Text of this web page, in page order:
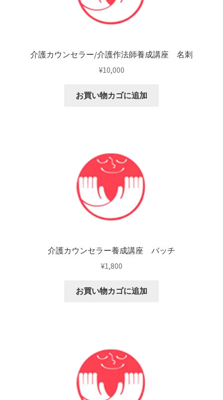
介護カウンセラー/介護作法師養成講座 名刺
¥10,000
お買い物カゴに追加
介護カウンセラー養成講座 バッチ
¥1,800
お買い物カゴに追加